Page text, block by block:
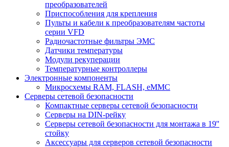
преобразователей
Приспособления для крепления
Пульты и кабели к преобразователям частоты
серии VFD
Радиочастотные фильтры ЭМС
Датчики температуры
Модули рекуперации
Температурные контроллеры
Электронные компоненты
Микросхемы RAM, FLASH, eMMC
Серверы сетевой безопасности
Компактные серверы сетевой безопасности
Серверы на DIN-рейку
Серверы сетевой безопасности для монтажа в 19''
стойку
Аксессуары для серверов сетевой безопасности